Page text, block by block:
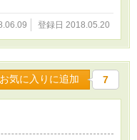
登録日 2018.05.20
お気に入りに追加 7